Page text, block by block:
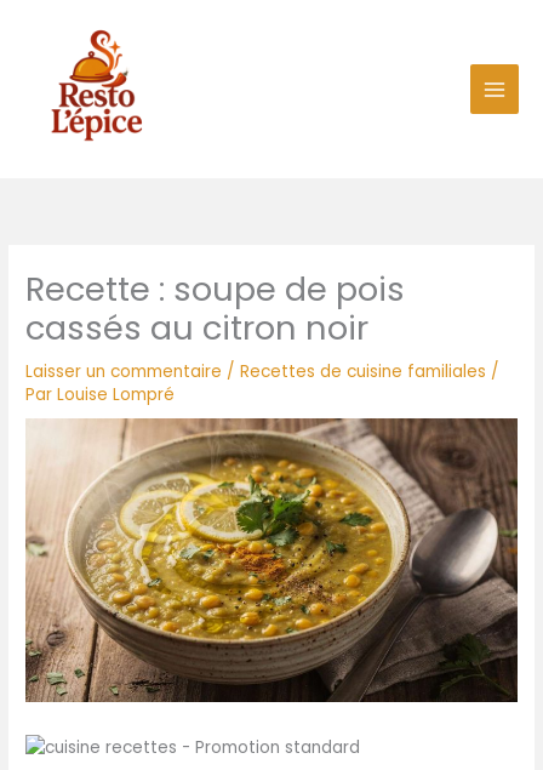
Recette : soupe de pois
cassés au citron noir
Laisser un commentaire /Recettes de cuisine familiales /
ParLouise Lompré